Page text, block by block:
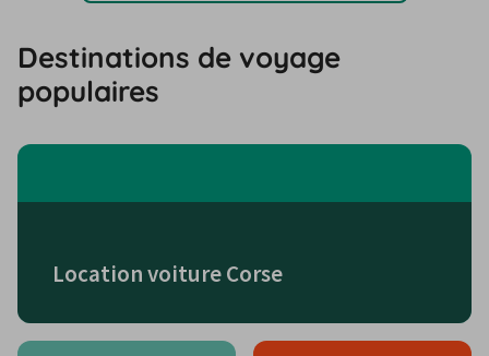
Destinations de voyage
populaires
Location voiture Corse